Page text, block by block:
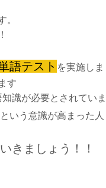
。
語テスト を実施しま
す
識が必要とされていま
という意識が高まった
きましょう！！